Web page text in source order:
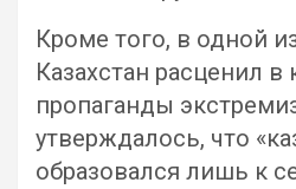
Кроме того, в одной
Казахстан расценил в
пропаганды
утверждалось, что
образовался лишь к